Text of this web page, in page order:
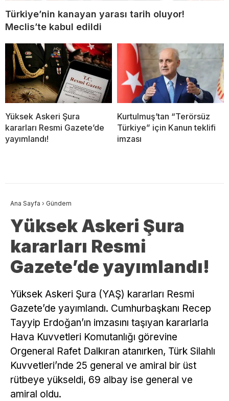
Türkiye’nin kanayan yarası tarih oluyor!
Meclis’te kabul edildi
Yüksek Askeri Şura
kararları Resmi Gazete’de
yayımlandı!
Kurtulmuş’tan “Terörsüz
Türkiye” için Kanun teklifi
imzası
Ana Sayfa › Gündem
Yüksek Askeri Şura
kararları Resmi
Gazete’de yayımlandı!
Yüksek Askeri Şura (YAŞ) kararları Resmi
Gazete’de yayımlandı. Cumhurbaşkanı Recep
Tayyip Erdoğan’ın imzasını taşıyan kararlarla
Hava Kuvvetleri Komutanlığı görevine
Orgeneral Rafet Dalkıran atanırken, Türk Silahlı
Kuvvetleri’nde 25 general ve amiral bir üst
rütbeye yükseldi, 69 albay ise general ve
amiral oldu.